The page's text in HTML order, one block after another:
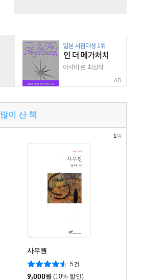
AD
많이 산 책
사무원
5건
9,000원 (10% 할인)
1/4